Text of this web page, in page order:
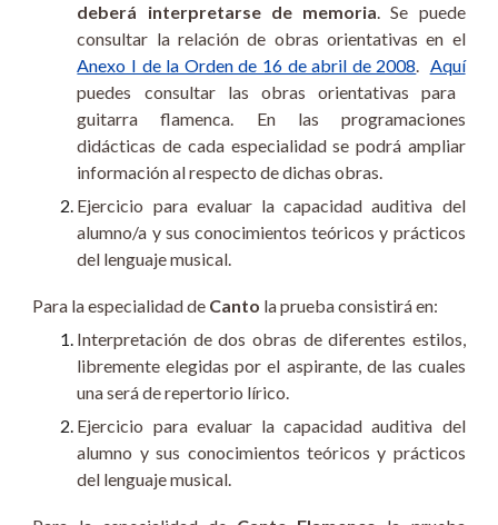
deberá interpretarse de memoria. Se puede
consultar la relación de obras orientativas en el
Anexo I de la Orden de 16 de abril de 2008. Aquí
puedes consultar las obras orientativas para
guitarra flamenca. En las programaciones
didácticas de cada especialidad se podrá ampliar
información al respecto de dichas obras.
Ejercicio para evaluar la capacidad auditiva del
alumno/a y sus conocimientos teóricos y prácticos
del lenguaje musical.
Para la especialidad de Canto la prueba consistirá en:
Interpretación de dos obras de diferentes estilos,
libremente elegidas por el aspirante, de las cuales
una será de repertorio lírico.
Ejercicio para evaluar la capacidad auditiva del
alumno y sus conocimientos teóricos y prácticos
del lenguaje musical.